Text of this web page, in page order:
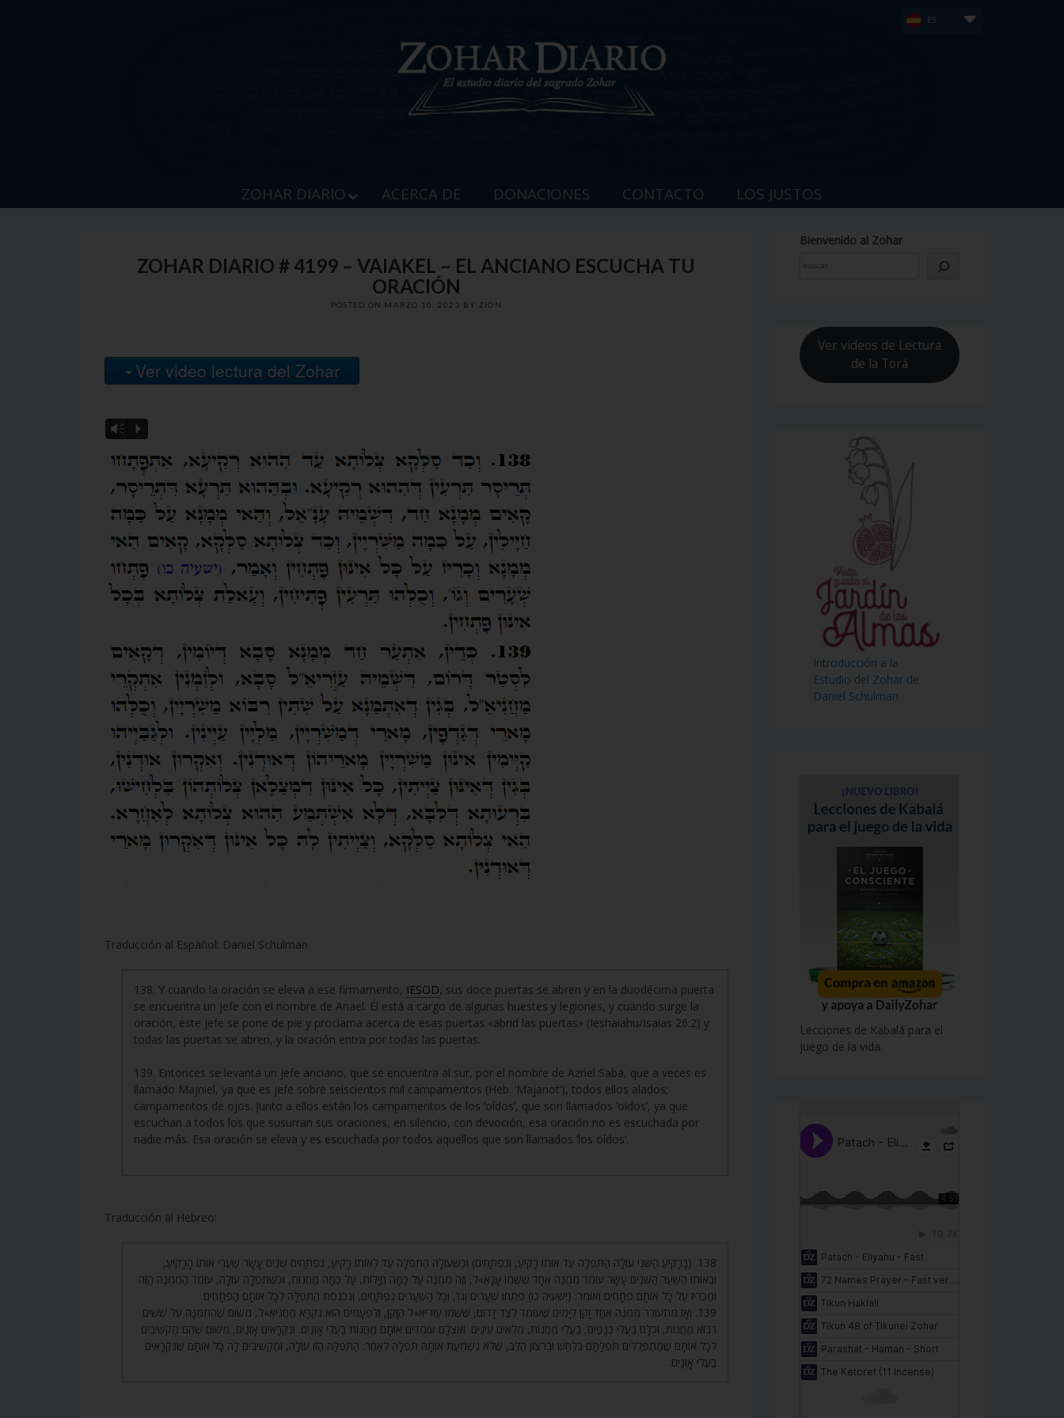
ES
ZOHAR DIARIO ACERCA DE DONACIONES CONTACTO LOS JUSTOS
ZOHAR DIARIO # 4199 – VAIAKEL – EL ANCIANO ESCUCHA TU
ORACIÓN
POSTED ON MARZO 10, 2023 BY ZION
Ver video lectura del Zohar
Vm P
Traducción al Español: Daniel Schulman
138. Y cuando la oración se eleva a ese firmamento, IESOD, sus doce puertas se abren y en la duodécima puerta
se encuentra un jefe con el nombre de Anael. Él está a cargo de algunas huestes y legiones, y cuando surge la
oración, este jefe se pone de pie y proclama acerca de esas puertas «abrid las puertas» (Ieshaiahu/Isaías 26:2) y
todas las puertas se abren, y la oración entra por todas las puertas.
139. Entonces se levanta un jefe anciano, que se encuentra al sur, por el nombre de Azriel Saba, que a veces es
llamado Majniel, ya que es jefe sobre seiscientos mil campamentos (Heb. ‘Majanot’), todos ellos alados;
campamentos de ojos. Junto a ellos están los campamentos de los ‘oídos’, que son llamados ‘oídos’, ya que
escuchan a todos los que susurran sus oraciones, en silencio, con devoción, esa oración no es escuchada por
nadie más. Esa oración se eleva y es escuchada por todos aquellos que son llamados ‘los oídos’.
Traducción al Hebreo:
138. (בָּרָקִיעַ הַשֵּׁנִי עוֹלָה הַתְּפִלָּה עַד אוֹתוֹ רָקִיעַ, וְנִפְתָּחִים) וּכְשֶׁעוֹלָה הַתְּפִלָּה עַד לְאוֹתוֹ רָקִיעַ, נִפְתָּחִים שְׁנֵים עָשָׂר שַׁעֲרֵי אוֹתוֹ הָרָקִיעַ,
וּבְאוֹתוֹ הַשַּׁעַר הַשְּׁנֵים עָשָׂר עוֹמֵד מְמֻנֶּה אֶחָד שֶׁשְּׁמוֹ עָנָאֵ»ל, וְזֶה מְמֻנֶּה עַל כַּמָּה חֲיָלוֹת, עַל כַּמָּה מַחֲנוֹת, וּכְשֶׁתְּפִלָּה עוֹלָה, עוֹמֵד הַמְמֻנֶּה הַזֶּה
וּמַכְרִיז עַל כָּל אוֹתָם פְּתָחִים וְאוֹמֵר: (ישעיה כו) פִּתְחוּ שְׁעָרִים וְגוֹ’, וְכָל הַשְּׁעָרִים נִפְתָּחִים, וְנִכְנֶסֶת הַתְּפִלָּה לְכָל אוֹתָם הַפְּתָחִים.
139. וְאָז מִתְעוֹרֵר מְמֻנֶּה אֶחָד זָקֵן לְיָמִים שֶׁעוֹמֵד לְצַד דָּרוֹם, שֶׁשְּׁמוֹ עַזְרִיאֵ»ל הַזָּקֵן, וְלִפְעָמִים הוּא נִקְרָא מַחֲנִיאֵ»ל, מִשּׁוּם שֶׁהִתְמַנָּה עַל שִׁשִּׁים
רִבּוֹא מַחֲנוֹת, וְכֻלָּם בַּעֲלֵי כְנָפַיִם, בַּעֲלֵי מַחֲנוֹת, מְלֵאִים עֵינַיִם. וְאֶצְלָם עוֹמְדִים אוֹתָם מַחֲנוֹת בַּעֲלֵי אָזְנַיִם. וְנִקְרָאִים אָזְנַיִם, מִשּׁוּם שֶׁהֵם מַקְשִׁיבִים
לְכָל אוֹתָם שֶׁמִּתְפַּלְלִים תְּפִלָּתָם בְּלַחַשׁ וּבִרְצוֹן הַלֵּב, שֶׁלֹּא נִשְׁמַעַת אוֹתָהּ תְּפִלָּה לְאַחֵר. הַתְּפִלָּה הַזּוֹ עוֹלָה, וּמַקְשִׁיבִים לָהּ כָּל אוֹתָם שֶׁנִּקְרָאִים
בַּעֲלֵי אָזְנַיִם.
Bienvenido al Zohar
Ver videos de Lectura
de la Torá
Introducción a la
Estudio del Zohar de
Daniel Schulman
Lecciones de Kabalá para el
juego de la vida.